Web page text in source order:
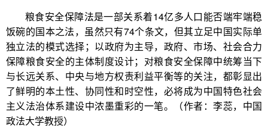
粮食安全保障法是一部关系着14亿多人口能否端牢端稳
饭碗的国本之法，虽然只有74个条文，但其立足中国实际单
独立法的模式选择；以政府为主导，政府、市场、社会合力
保障粮食安全的主体制度设计；对粮食安全保障中统筹当下
与长远关系、中央与地方权责利益平衡等的关注，都彰显出
了鲜明的本土性、协同性和时空性，必将成为中国特色社会
主义法治体系建设中浓墨重彩的一笔。（作者：李蕊，中国
政法大学教授）